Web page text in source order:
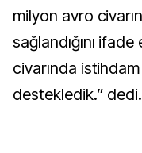
milyon avro
sağlandığını
civarında
destekledik.” dedi.